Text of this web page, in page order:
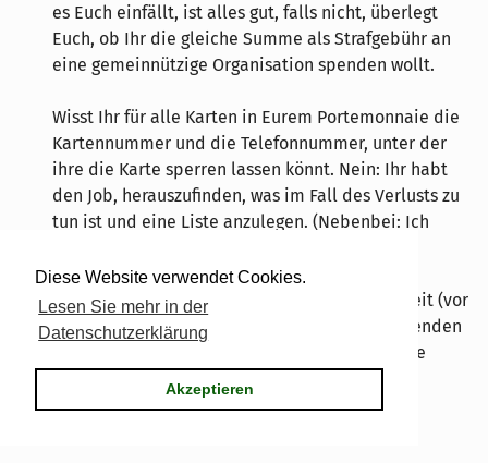
Diese Website verwendet Cookies.
Lesen Sie mehr in der
Datenschutzerklärung
Akzeptieren
es Euch einfällt, ist alles gut, falls nicht, überlegt
Euch, ob Ihr die gleiche Summe als Strafgebühr an
eine gemeinnützige Organisation spenden wollt.
Wisst Ihr für alle Karten in Eurem Portemonnaie die
Kartennummer und die Telefonnummer, unter der
ihre die Karte sperren lassen könnt. Nein: Ihr habt
den Job, herauszufinden, was im Fall des Verlusts zu
tun ist und eine Liste anzulegen. (Nebenbei: Ich
Macht Euch mal Gedanken darüber, wie viel Zeit (vor
allem Zeit) und Geld die Beschaffung der fehlenden
Dokumente und Karten in Eurem Portemonnaie